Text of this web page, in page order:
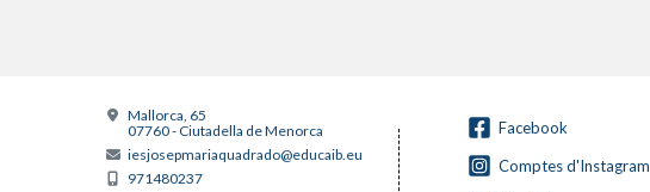
Mallorca, 65
07760 - Ciutadella de Menorca
iesjosepmariaquadrado@educaib.eu
971480237
Facebook
Comptes d'Instagram